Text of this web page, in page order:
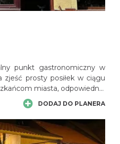
punkt gastronomiczny w
zjeść prosty posiłek w ciągu
miasta, odpowiednie
obiadu podczas pobytu
DODAJ DO PLANERA